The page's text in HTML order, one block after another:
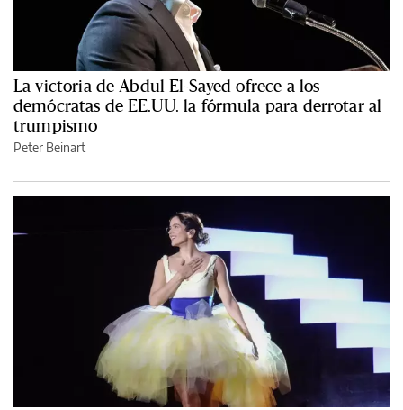
La victoria de Abdul El-Sayed ofrece a los
demócratas de EE.UU. la fórmula para derrotar al
trumpismo
Peter Beinart